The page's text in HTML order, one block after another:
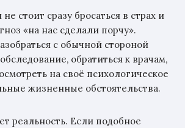
стоит сразу бросаться в страх и
«на нас сделали порчу».
с обычной стороной
обратиться к врачам,
на своё психологическое
жизненные обстоятельства.
реальность. Если подобное